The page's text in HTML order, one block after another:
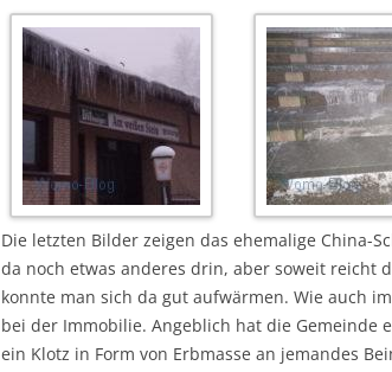
Die letzten Bilder zeigen das ehemalige China-
da noch etwas anderes drin, aber soweit reicht
konnte man sich da gut aufwärmen. Wie auch
bei der Immobilie. Angeblich hat die Gemeinde
ein Klotz in Form von Erbmasse an jemandes